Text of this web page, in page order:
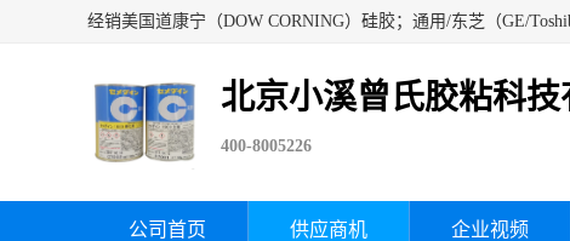
北京小溪曾氏胶粘科技
400-8005226
公司首页 供应商机 企业视频